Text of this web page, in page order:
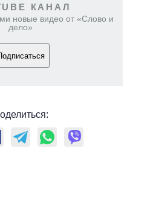
КАНАЛ
новые видео от «Слово и
дело»